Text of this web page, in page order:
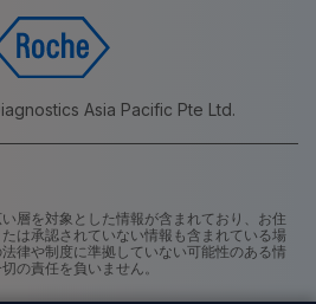
Asia Pacific Pte Ltd.
層を対象とした情報が含まれており、お住
は承認されていない情報も含まれている場
律や制度に準拠していない可能性のある情
の責任を負いません。